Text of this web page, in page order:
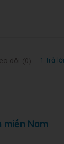
dõi (0) 1 Trả lời
miền Nam